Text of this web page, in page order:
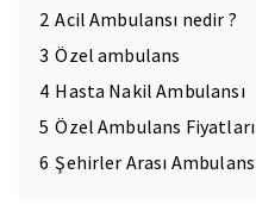
2 Acil Ambulansı nedir ?
3 Özel ambulans
4 Hasta Nakil Ambulansı
5 Özel Ambulans Fiyatları
6 Şehirler Arası Ambulans